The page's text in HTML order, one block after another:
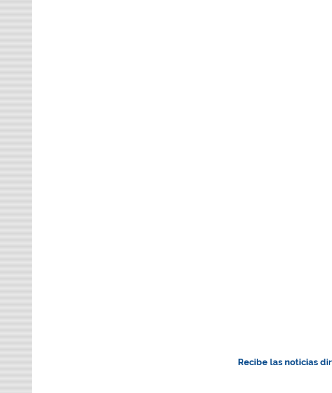
Recibe las noticias